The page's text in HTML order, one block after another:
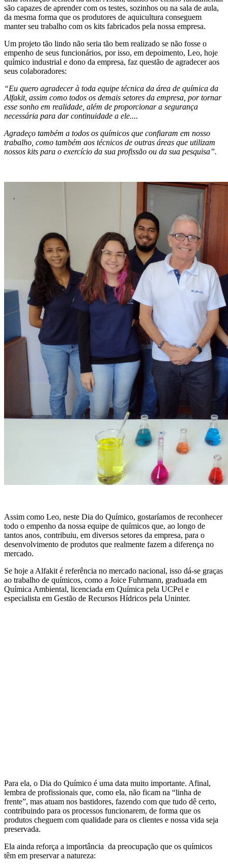
são capazes de aprender com os testes, sozinhos ou na sala de aula,
da mesma forma que os produtores de aquicultura conseguem
manter seu trabalho com os kits fabricados pela nossa empresa.
Um projeto tão lindo não seria tão bem realizado se não fosse o
empenho de seus funcionários, por isso, em depoimento, Leo, hoje
químico industrial e dono da empresa, faz questão de agradecer aos
seus colaboradores:
“Eu quero agradecer à toda equipe técnica da área de química da
Alfakit, assim como todos os demais setores da empresa, por tornar
esse sonho em realidade, além de proporcionar a segurança
necessária para dar continuidade a ele....
Agradeço também a todos os químicos que confiaram em nosso
trabalho, como também aos técnicos de outras áreas que utilizam
nossos kits para o exercício da sua profissão ou da sua pesquisa”.
Assim como Leo, neste Dia do Químico, gostaríamos de reconhecer
todo o empenho da nossa equipe de químicos que, ao longo de
tantos anos, contribuiu, em diversos setores da empresa, para o
desenvolvimento de produtos que realmente fazem a diferença no
mercado.
Se hoje a Alfakit é referência no mercado nacional, isso dá-se graças
ao trabalho de químicos, como a Joice Fuhrmann, graduada em
Química Ambiental, licenciada em Química pela UCPel e
especialista em Gestão de Recursos Hídricos pela Uninter.
Para ela, o Dia do Químico é uma data muito importante. Afinal,
lembra de profissionais que, como ela, não ficam na “linha de
frente”, mas atuam nos bastidores, fazendo com que tudo dê certo,
contribuindo para os processos funcionarem, de forma que os
produtos cheguem com qualidade para os clientes e nossa vida seja
preservada.
Ela ainda reforça a importância da preocupação que os químicos
têm em preservar a natureza: